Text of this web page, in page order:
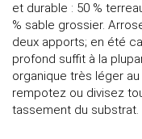
et durable : 50 %
% sable grossier.
deux apports; en été
profond suffit à la
organique très léger
rempotez ou divisez
tassement du substrat.